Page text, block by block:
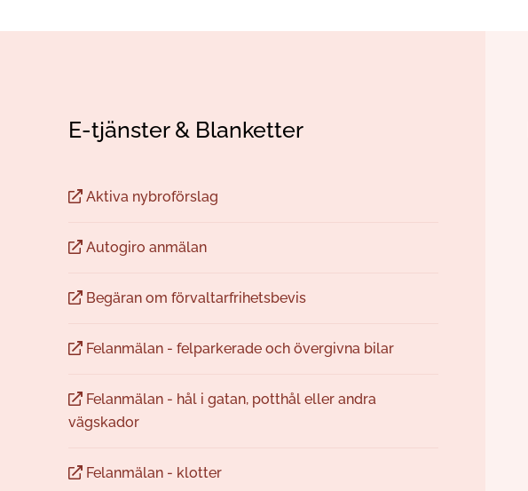
E-tjänster & Blanketter
Aktiva nybroförslag
Autogiro anmälan
Begäran om förvaltarfrihetsbevis
Felanmälan - felparkerade och övergivna bilar
Felanmälan - hål i gatan, potthål eller andra
vägskador
Felanmälan - klotter